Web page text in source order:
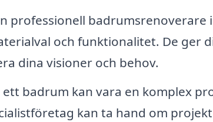
professionell badrumsrenoverare
och funktionalitet. De ger
dina visioner och behov.
ett badrum kan vara en komplex
kan ta hand om